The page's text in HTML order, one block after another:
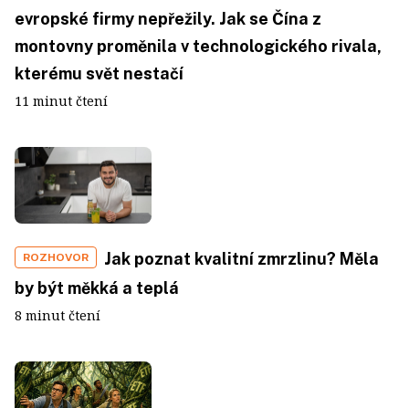
evropské firmy nepřežily. Jak se Čína z
montovny proměnila v technologického rivala,
kterému svět nestačí
11 minut čtení
ROZHOVOR
Jak poznat kvalitní zmrzlinu? Měla
by být měkká a teplá
8 minut čtení